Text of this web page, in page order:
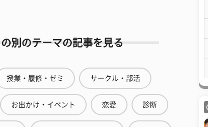
別のテーマの記事を見る
授業・履修・ゼミ サークル・部活
お出かけ・イベント 恋愛 診断